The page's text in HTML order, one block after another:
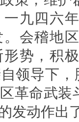
九四六
会稽地
势，积
领导下
革命武
发动作出